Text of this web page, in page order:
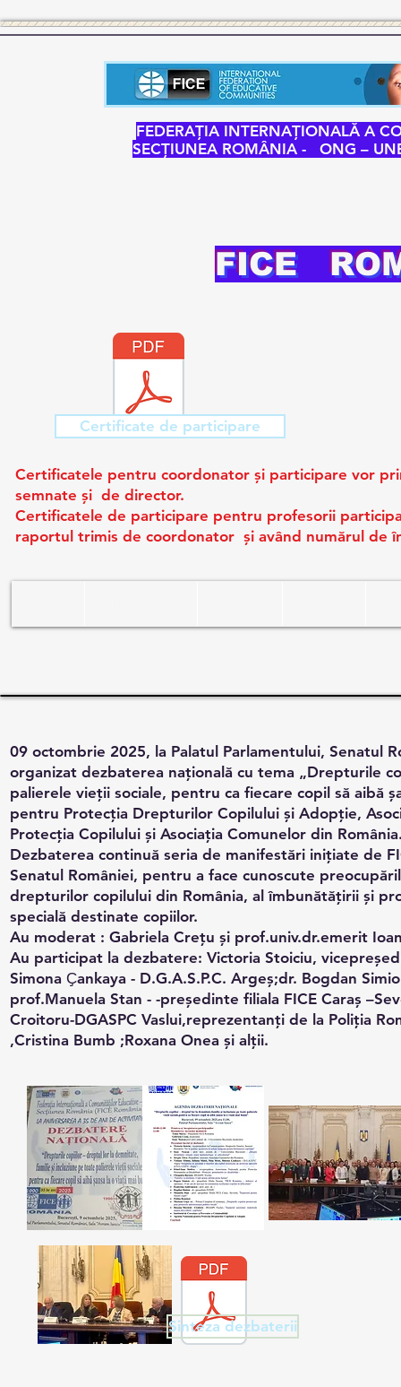
FEDERAŢIA INTERNAŢIONALĂ A
SECŢIUNEA ROMÂNIA - ONG –
FICE
Certificate de participare
Certificatele pentru coordonator şi participare vor
semnate şi de director.
Certificatele de participare pentru profesorii
raportul trimis de coordonator şi având numărul
09 octombrie 2025, la Palatul Parlamentului, Senatul
organizat dezbaterea națională cu tema „Drepturile
palierele vieții sociale, pentru ca fiecare copil să aibă
pentru Protecția Drepturilor Copilului și Adopție,
Protecţia Copilului și Asociația Comunelor din
Dezbaterea continuă seria de manifestări iniţiate de
Senatul României, pentru a face cunoscute
drepturilor copilului din România, al îmbunătăţirii şi
specială destinate copiilor.
Au moderat : Gabriela Creţu și prof.univ.dr.emerit
Au participat la dezbatere: Victoria Stoiciu,
Simona Ҫankaya - D.G.A.S.P.C. Argeș;dr. Bogdan
prof.Manuela Stan - -președinte filiala FICE Caraș
Croitoru-DGASPC Vaslui,reprezentanţi de la Poliţia
,Cristina Bumb ;Roxana Onea și alţii.
Sinteza dezbaterii